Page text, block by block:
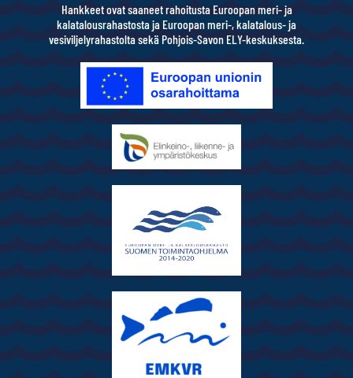
Hankkeet ovat saaneet rahoitusta Euroopan meri- ja
kalatalousrahastosta ja Euroopan meri-, kalatalous- ja
vesiviljelyrahastolta sekä Pohjois-Savon ELY-keskuksesta.